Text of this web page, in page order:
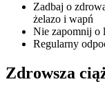
Zadbaj o
żelazo i wapń
Nie zapomnij o
Regularny
Zdrowsza